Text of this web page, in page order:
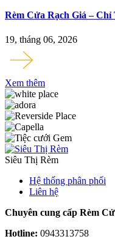
Rèm Cửa Rạch Giá – Chỉ
19, tháng 06, 2026
Xem thêm
Siêu Thị Rèm
Hệ thống phân phối
Liên hệ
Chuyên cung cấp Rèm
Hotline: 0943313758